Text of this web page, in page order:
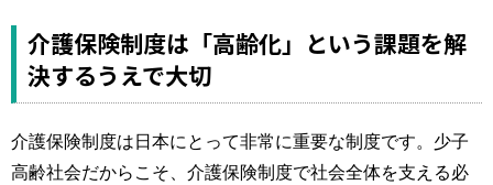
介護保険制度は「高齢化」という課題を解
決するうえで大切
介護保険制度は日本にとって非常に重要な制度です。少子
高齢社会だからこそ、介護保険制度で社会全体を支える必